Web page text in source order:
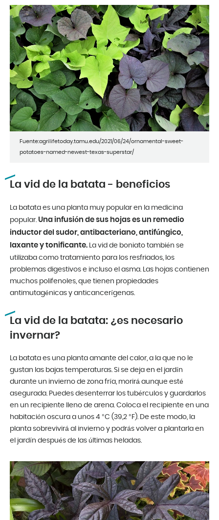
Fuente:agrilifetoday.tamu.edu/2021/06/24/ornamental-sweet-
potatoes-named-newest-texas-superstar/
La vid de la batata - beneficios
La batata es una planta muy popular en la medicina
popular. Una infusión de sus hojas es un remedio
inductor del sudor, antibacteriano, antifúngico,
laxante y tonificante. La vid de boniato también se
utilizaba como tratamiento para los resfriados, los
problemas digestivos e incluso el asma. Las hojas contienen
muchos polifenoles, que tienen propiedades
antimutagénicas y anticancerígenas.
La vid de la batata: ¿es necesario
invernar?
La batata es una planta amante del calor, a la que no le
gustan las bajas temperaturas. Si se deja en el jardín
durante un invierno de zona fría, morirá aunque esté
asegurada. Puedes desenterrar los tubérculos y guardarlos
en un recipiente lleno de arena. Coloca el recipiente en una
habitación oscura a unos 4 °C (39,2 °F). De este modo, la
planta sobrevivirá al invierno y podrás volver a plantarla en
el jardín después de las últimas heladas.